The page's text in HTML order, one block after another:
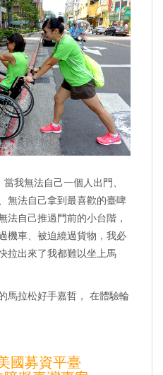
我無法自己一個人出門、
無法自己拿到最喜歡的臺啤
法自己推過門前的小台階，
機車、被迫繞過貨物，我必
拉出來了我都難以坐上馬
拉松好手嘉哲， 在體驗輪
國募資平臺